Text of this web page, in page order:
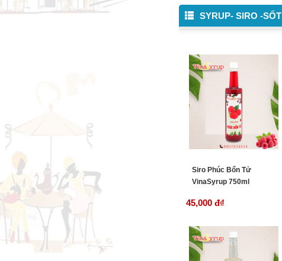
SYRUP- SIRO -SỐT
Siro Phúc Bổn Tử
VinaSyrup 750ml
45,000 đ₫